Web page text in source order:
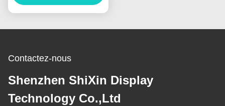
Nationstar 1920Hz
LED
Contactez-nous
Shenzhen ShiXin Display
Technology Co.,Ltd